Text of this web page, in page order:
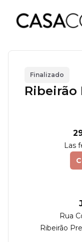
Finalizado
Ribeirão
Las
Rua
Ribeirão